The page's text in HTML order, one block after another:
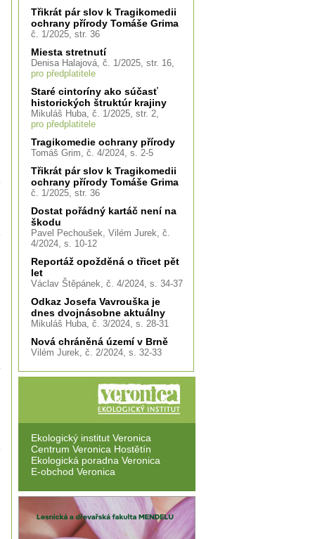
Třikrát pár slov k Tragikomedii
ochrany přírody Tomáše Grima
č. 1/2025, str. 36
Miesta stretnutí
Denisa Halajová, č. 1/2025, str. 16,
pro předplatitele
Staré cintoríny ako súčasť
historických štruktúr krajiny
Mikuláš Huba, č. 1/2025, str. 2,
pro předplatitele
Tragikomedie ochrany přírody
Tomáš Grim, č. 4/2024, s. 2-5
Třikrát pár slov k Tragikomedii
ochrany přírody Tomáše Grima
č. 1/2025, str. 36
Dostat pořádný kartáč není na
škodu
Pavel Pechoušek, Vilém Jurek, č.
4/2024, s. 10-12
Reportáž opožděná o třicet pět
let
Václav Štěpánek, č. 4/2024, s. 34-37
Odkaz Josefa Vavrouška je
dnes dvojnásobne aktuálny
Mikuláš Huba, č. 3/2024, s. 28-31
Nová chráněná území v Brně
Vilém Jurek, č. 2/2024, s. 32-33
Ekologický institut Veronica
Centrum Veronica Hostětín
Ekologická poradna Veronica
E-obchod Veronica